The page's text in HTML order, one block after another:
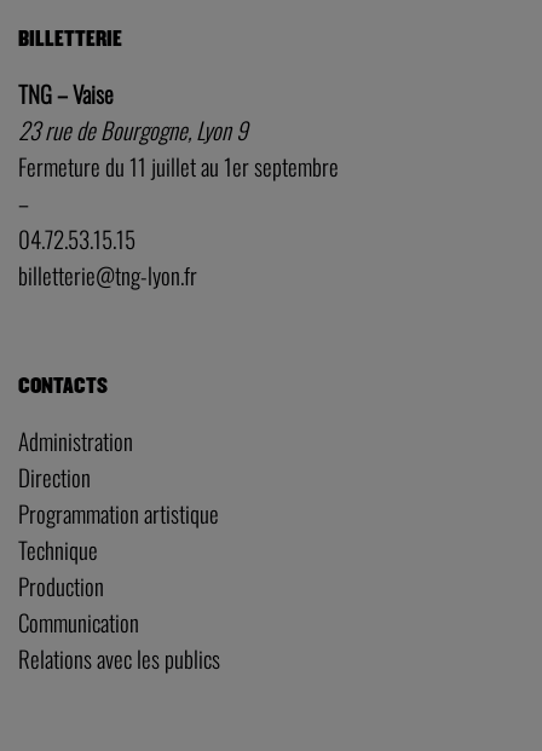
BILLETTERIE
TNG – Vaise
23 rue de Bourgogne, Lyon 9
Fermeture du 11 juillet au 1er septembre
–
04.72.53.15.15
billetterie@tng-lyon.fr
CONTACTS
Administration
Direction
Programmation artistique
Technique
Production
Communication
Relations avec les publics